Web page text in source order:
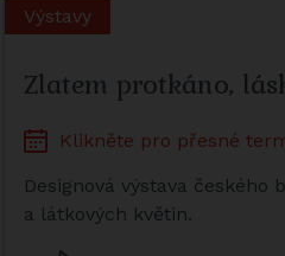
Výstavy
Zlatem protkáno,
Klikněte pro přesné
Designová výstava
a látkových květin.